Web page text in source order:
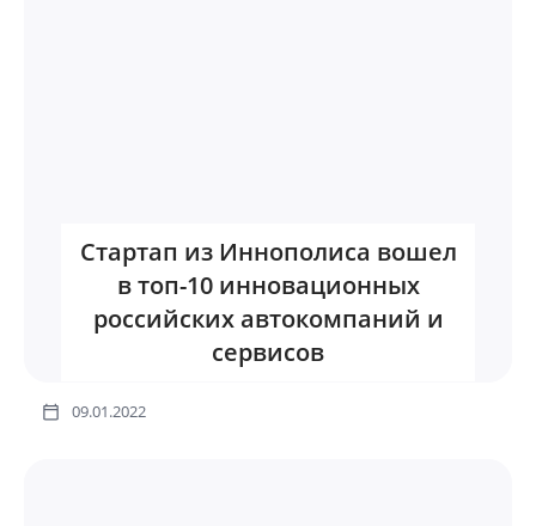
Стартап из Иннополиса вошел
в топ-10 инновационных
российских автокомпаний и
сервисов
09.01.2022